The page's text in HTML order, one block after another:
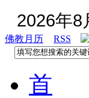
2026年8
佛教月历 RSS
首